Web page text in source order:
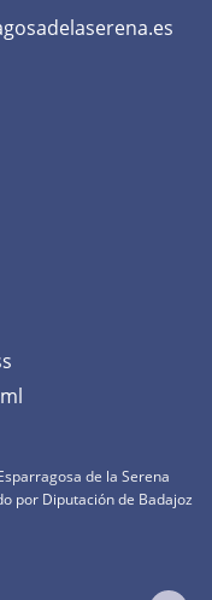
de la Serena
por Diputación de Badajoz